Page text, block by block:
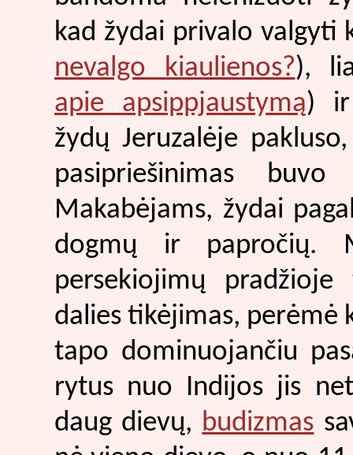
kad žydai privalo valgyti
nevalgo kiaulienos?),
apie apsippjaustymą) ir
žydų Jeruzalėje
pasipriešinimas
Makabėjams, žydai
dogmų ir papročių.
persekiojimų
dalies tikėjimas, perėmė
tapo dominuojančiu
rytus nuo Indijos jis
daug dievų, budizmas